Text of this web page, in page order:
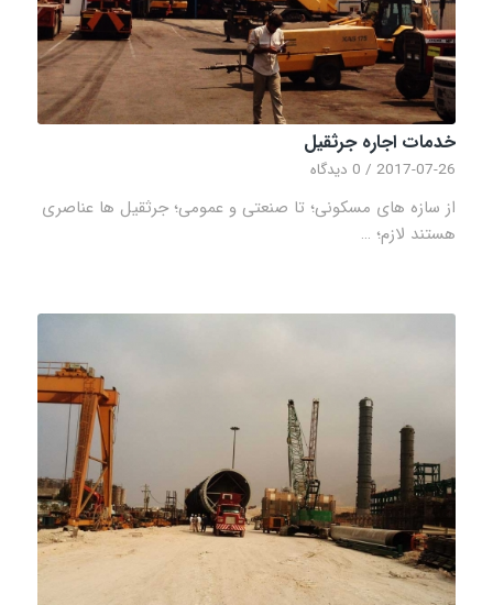
خدمات اجاره جرثقیل
2017-07-26
/ 0 دیدگاه
از سازه های مسکونی؛ تا صنعتی و عمومی؛ جرثقیل ها عناصری
هستند لازم؛ …